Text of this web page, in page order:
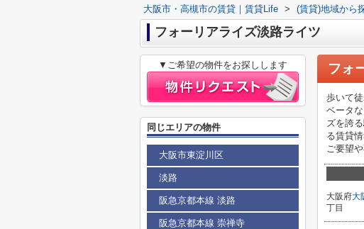
大阪市・高槻市の賃貸｜賃貸Life > (賃貸)地域から
フォーリアライズ淡路ライツ
フォ
歩いて
ベータ
ズを誇
る賃貸
ご要望
大阪府大
丁目
▼ご希望の物件をお探しします
同じエリアの物件
大阪市東淀川区
淡路
阪急京都本線 淡路
阪急京都本線 崇禅寺